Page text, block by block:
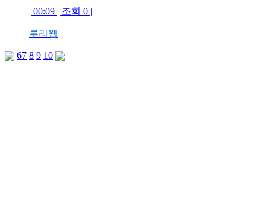
| 00:09 | 조회 0 |
루리웹
67 8 9 10